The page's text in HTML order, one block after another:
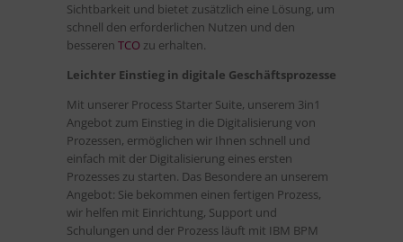
Sichtbarkeit und bietet zusätzlich eine Lösung, um
schnell den erforderlichen Nutzen und den
besseren TCO zu erhalten.
Leichter Einstieg in digitale Geschäftsprozesse
Mit unserer Process Starter Suite, unserem 3in1
Angebot zum Einstieg in die Digitalisierung von
Prozessen, ermöglichen wir Ihnen schnell und
einfach mit der Digitalisierung eines ersten
Prozesses zu starten. Das Besondere an unserem
Angebot: Sie bekommen einen fertigen Prozess,
wir helfen mit Einrichtung, Support und
Schulungen und der Prozess läuft mit IBM BPM